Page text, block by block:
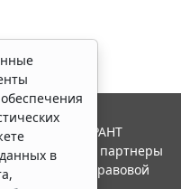
в
Система ГАРАНТ
"Гарант" и ее партнеры
ассоциации правовой